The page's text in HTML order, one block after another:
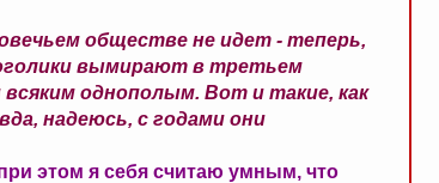
обществе не идет - теперь,
вымирают в третьем
однополым. Вот и такие, как
надеюсь, с годами они
этом я себя считаю умным, что